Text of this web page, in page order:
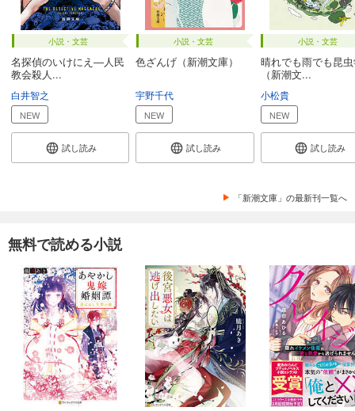
小説・文芸
名探偵のいけにえ―人民
教会殺人...
白井智之
NEW
試し読み
小説・文芸
色ざんげ（新潮文庫）
宇野千代
NEW
試し読み
小説・文芸
晴れでも雨でも昆
（新潮文...
小松貴
NEW
試し読み
「新潮文庫」の最新刊一覧へ
無料で読める小説